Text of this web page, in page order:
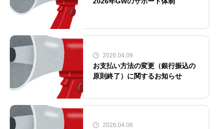
2026.04.09
お支払い方法の変更（銀行振込の
原則終了）に関するお知らせ
2026.04.06